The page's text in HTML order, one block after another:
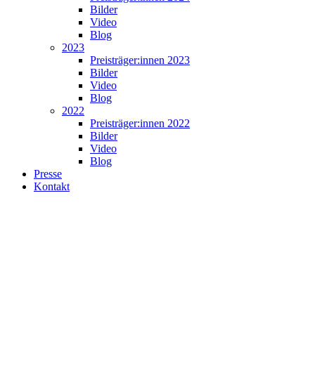
Bilder
Video
Blog
2023
Preisträger:innen 2023
Bilder
Video
Blog
2022
Preisträger:innen 2022
Bilder
Video
Blog
Presse
Kontakt